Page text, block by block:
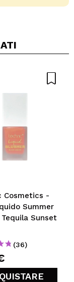
Si
Cosmetics -
Summer
Sunset
(36)